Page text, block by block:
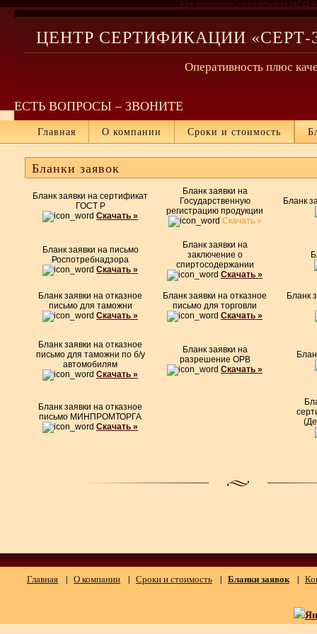
Как получить сертификат ИСО
ЦЕНТР СЕРТИФИКАЦИИ
Оперативность плюс
ЕСТЬ ВОПРОСЫ – ЗВОНИТЕ
Главная О компании Сроки и стоимость
Бланки заявок
Бланк заявки на сертификат
ГОСТ Р
Скачать »
Бланк заявки на
Государственную
регистрацию продукции
Скачать »
Бланк
Бланк заявки на письмо
Роспотребнадзора
Скачать »
Бланк заявки на
заключение о
спиртосодержании
Скачать »
Бланк заявки на отказное
письмо для таможни
Скачать »
Бланк заявки на отказное
письмо для торговли
Скачать »
Бланк
Бланк заявки на отказное
письмо для таможни по б/у
автомобилям
Скачать »
Бланк заявки на
разрешение ОРВ
Скачать »
Бланк заявки на отказное
письмо МИНПРОМТОРГА
Скачать »
Главная | О компании | Сроки и стоимость | Бланки заявок |